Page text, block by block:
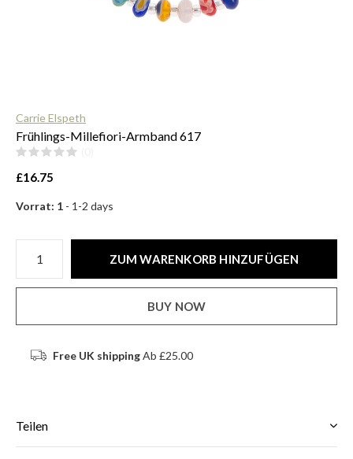
Carrie Elspeth
Frühlings-Millefiori-Armband 617
£16.75
Vorrat: 1 - 1-2 days
ZUM WARENKORB HINZUFÜGEN
BUY NOW
Free UK shippingAb £25.00
Teilen